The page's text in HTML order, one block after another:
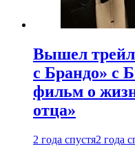
Вышел
с Брандо» с
фильм о
отца»
2 года спустя2 года